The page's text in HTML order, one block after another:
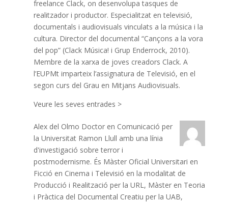
freelance Clack, on desenvolupa tasques de
realitzador i productor. Especialitzat en televisió,
documentals i audiovisuals vinculats a la música i la
cultura. Director del documental “Cançons a la vora
del pop” (Clack Música! i Grup Enderrock, 2010).
Membre de la xarxa de joves creadors Clack. A
l’EUPMt imparteix l’assignatura de Televisió, en el
segon curs del Grau en Mitjans Audiovisuals.
Veure les seves entrades >
Alex del Olmo Doctor en Comunicació per
la Universitat Ramon Llull amb una línia
d'investigació sobre terror i
postmodernisme. És Màster Oficial Universitari en
Ficció en Cinema i Televisió en la modalitat de
Producció i Realització per la URL, Màster en Teoria
i Pràctica del Documental Creatiu per la UAB,